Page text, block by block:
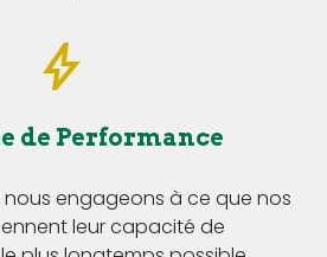
de Performance
nous engageons à ce que nos
leur capacité de